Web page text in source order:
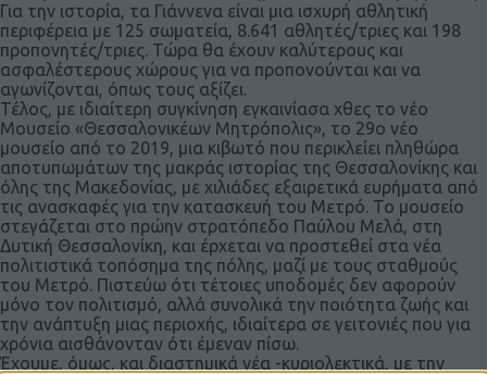
Για την ιστορία, τα Γιάννενα είναι μια ισχυρή αθλητική
περιφέρεια με 125 σωματεία, 8.641 αθλητές/τριες και 198
προπονητές/τριες. Τώρα θα έχουν καλύτερους και
ασφαλέστερους χώρους για να προπονούνται και να
αγωνίζονται, όπως τους αξίζει.
Τέλος, με ιδιαίτερη συγκίνηση εγκαινίασα χθες το νέο
Μουσείο «Θεσσαλονικέων Μητρόπολις», το 29ο νέο
μουσείο από το 2019, μια κιβωτό που περικλείει πληθώρα
αποτυπωμάτων της μακράς ιστορίας της Θεσσαλονίκης και
όλης της Μακεδονίας, με χιλιάδες εξαιρετικά ευρήματα από
τις ανασκαφές για την κατασκευή του Μετρό. Το μουσείο
στεγάζεται στο πρώην στρατόπεδο Παύλου Μελά, στη
Δυτική Θεσσαλονίκη, και έρχεται να προστεθεί στα νέα
πολιτιστικά τοπόσημα της πόλης, μαζί με τους σταθμούς
του Μετρό. Πιστεύω ότι τέτοιες υποδομές δεν αφορούν
μόνο τον πολιτισμό, αλλά συνολικά την ποιότητα ζωής και
την ανάπτυξη μιας περιοχής, ιδιαίτερα σε γειτονιές που για
χρόνια αισθάνονταν ότι έμεναν πίσω.
Έχουμε, όμως, και διαστημικά νέα -κυριολεκτικά, με την